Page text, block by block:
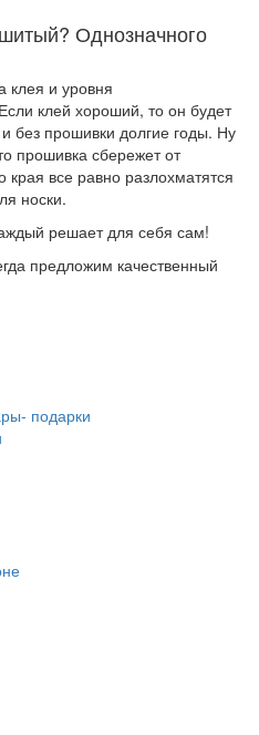
Однозначного
клея и уровня
клей хороший, то он будет
без прошивки долгие годы. Ну
прошивка сбережет от
все равно разлохматятся
носки.
решает для себя сам!
предложим качественный
подарки